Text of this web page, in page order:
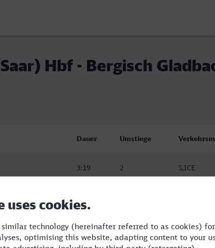
Hbf - Bergisch
Dauer Umstiege
3:19 2 S,ICE
5:40 2 BUS,RE,ICE